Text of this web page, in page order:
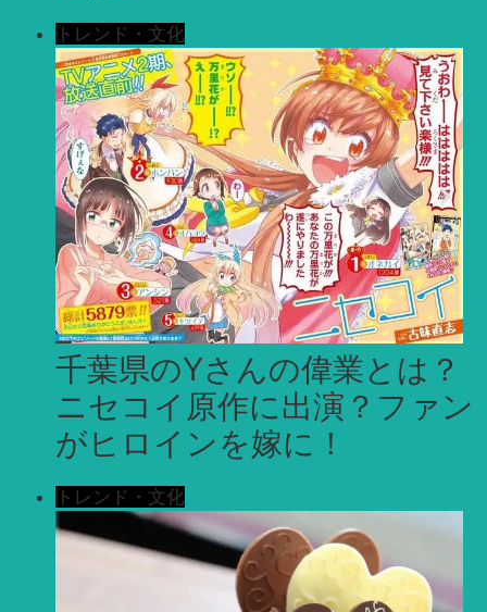
トレンド・文化
千葉県のYさんの偉業とは？
ニセコイ原作に出演？ファン
がヒロインを嫁に！
トレンド・文化